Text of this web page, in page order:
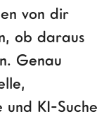
von dir
ob daraus
Genau
KI-Suche